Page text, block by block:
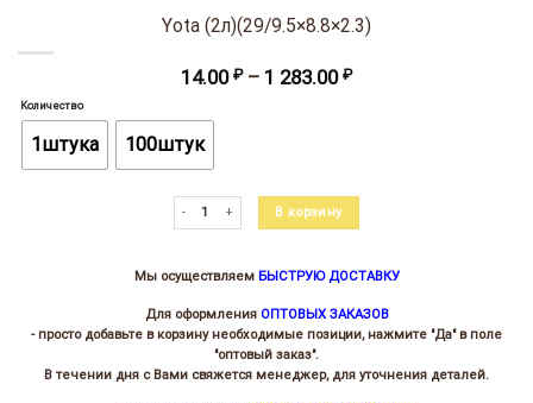
Yota (2л)(29/9.5×8.8×2.3)
14.00 ₽ – 1 283.00 ₽Диапазон
Количество
1штука 100штук
Количество товара Yota (2л)(29/9.5x8.8x2.3)
В корзину
Мы осуществляем БЫСТРУЮ ДОСТАВКУ
Для оформления ОПТОВЫХ ЗАКАЗОВ
- просто добавьте в корзину необходимые позиции, нажмите "Да" в поле
"оптовый заказ".
В течении дня с Вами свяжется менеджер, для уточнения деталей.